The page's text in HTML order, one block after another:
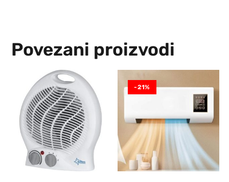
Povezani proizvodi
-21%